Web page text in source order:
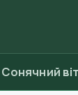
Сонячний